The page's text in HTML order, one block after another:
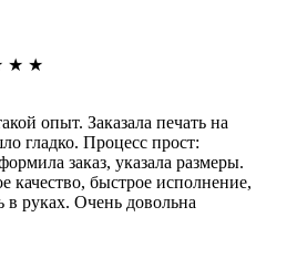
★ ★
опыт. Заказала печать на
гладко. Процесс прост:
заказ, указала размеры.
качество, быстрое исполнение,
в руках. Очень довольна